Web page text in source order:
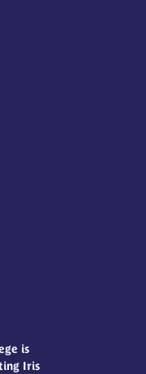
is
Iris